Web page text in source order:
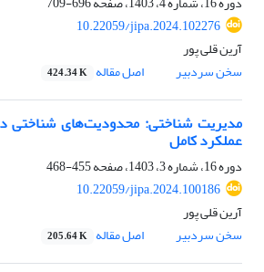
10.22059/jipa.2024.102276
آرین قلی پور
سخن سردبیر
اصل مقاله 424.34 K
مدیریت شناختی: محدودیت‏‌های شناختی
عملکرد کامل
دوره 16، شماره 3، 1403، صفحه
455-468
10.22059/jipa.2024.100186
آرین قلی پور
سخن سردبیر
اصل مقاله 205.64 K